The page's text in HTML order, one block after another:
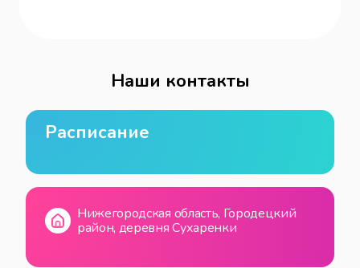
Наши контакты
Расписание
Нижегородская область, Городецкий
район, деревня Сухаренки